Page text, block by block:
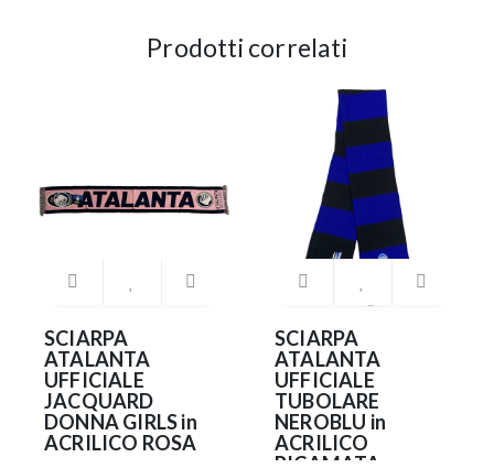
Prodotti correlati
SCIARPA
ATALANTA
UFFICIALE
JACQUARD
DONNA GIRLS in
ACRILICO ROSA
SCIARPA
ATALANTA
UFFICIALE
TUBOLARE
NEROBLU in
ACRILICO